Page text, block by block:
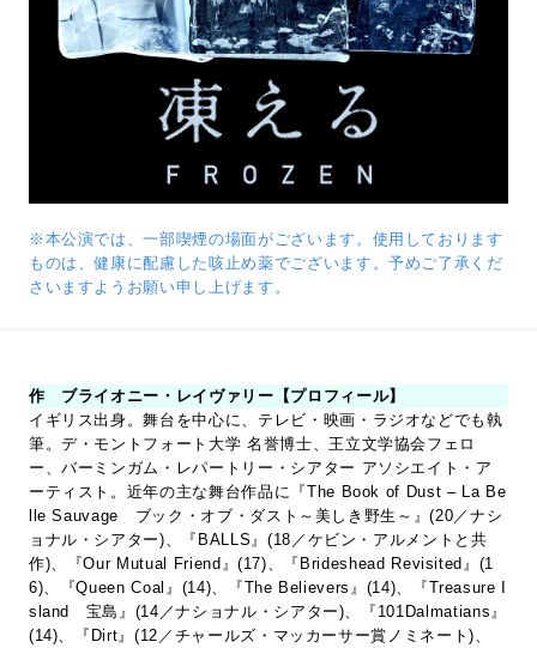
※本公演では、一部喫煙の場面がございます。使用しております
ものは、健康に配慮した咳止め薬でございます。予めご了承くだ
さいますようお願い申し上げます。
作 ブライオニー・レイヴァリー【プロフィール】
イギリス出身。舞台を中心に、テレビ・映画・ラジオなどでも執
筆。デ・モントフォート大学 名誉博士、王立文学協会フェロ
ー、バーミンガム・レパートリー・シアター アソシエイト・ア
ーティスト。近年の主な舞台作品に『The Book of Dust – La Be
lle Sauvage ブック・オブ・ダスト～美しき野生～』(20／ナシ
ョナル・シアター)、『BALLS』(18／ケビン・アルメントと共
作)、『Our Mutual Friend』(17)、『Brideshead Revisited』(1
6)、『Queen Coal』(14)、『The Believers』(14)、『Treasure I
sland 宝島』(14／ナショナル・シアター)、『101Dalmatians』
(14)、『Dirt』(12／チャールズ・マッカーサー賞ノミネート)、